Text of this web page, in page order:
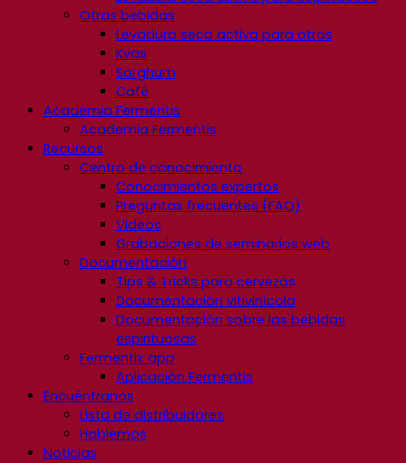
Otras bebidas
Levadura seca activa para otros
Kvas
Sorghum
Café
Academia Fermentis
Academia Fermentis
Recursos
Centro de conocimiento
Conocimientos expertos
Preguntas frecuentes (FAQ)
Videos
Grabaciones de seminarios web
Documentación
Tips & Tricks para cervezas
Documentación vitivinícola
Documentación sobre las bebidas
espirituosas
Fermentis app
Aplicación Fermentis
Encuéntranos
Lista de distribuidores
Hablemos
Noticias